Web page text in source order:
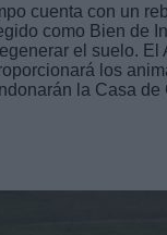
cuenta con un
como Bien de
el suelo.
los
la Casa